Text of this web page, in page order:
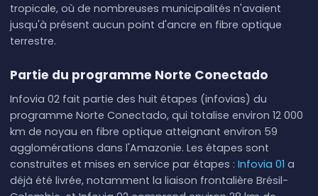
tropicale, où de nombreuses municipalités n'avaient
jusqu'à présent aucun point d'ancre en fibre optique
terrestre.
Partie du programme Norte Conectado
Infovia 02 fait partie des huit étapes (infovias) du
programme Norte Conectado, qui totalise environ 12 000
km de noyau en fibre optique atteignant environ 59
agglomérations dans l'Amazonie. Les étapes sont
construites et mises en service par étapes : Infovia 01 a
déjà été livrée, notamment la liaison frontalière Brésil-